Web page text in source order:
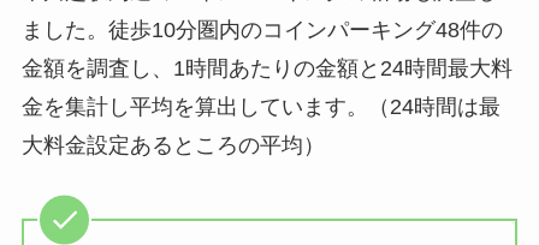
ました。徒歩10分圏内のコインパーキング48件の
金額を調査し、1時間あたりの金額と24時間最大料
金を集計し平均を算出しています。（24時間は最
大料金設定あるところの平均）